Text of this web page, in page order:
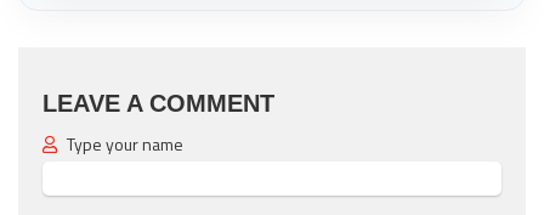
LEAVE A COMMENT
Type your name